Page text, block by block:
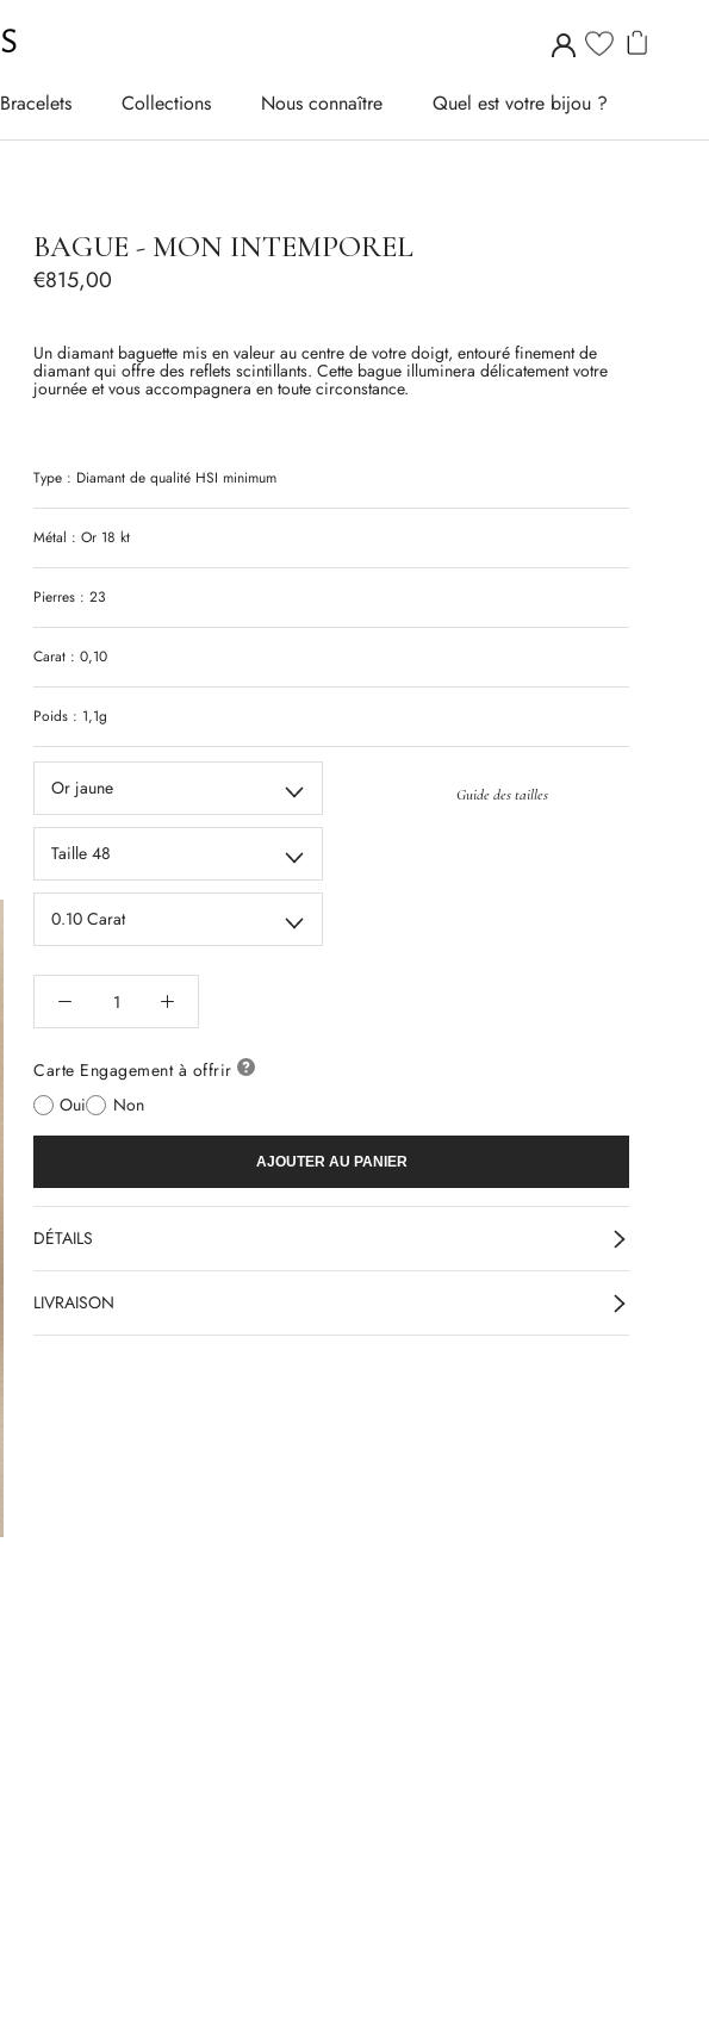
Bracelets Collections Nous connaître Quel est votre bijou ?
BAGUE - MON INTEMPOREL
€815,00
Un diamant baguette mis en valeur au centre de votre doigt, entouré finement de
diamant qui offre des reflets scintillants. Cette bague illuminera délicatement votre
journée et vous accompagnera en toute circonstance.
Type : Diamant de qualité HSI minimum
Métal : Or 18 kt
Pierres : 23
Carat : 0,10
Poids : 1,1g
Or jaune
Taille 48
0.10 Carat
Guide des tailles
Carte Engagement à offrir
Oui
Non
AJOUTER AU PANIER
DÉTAILS
LIVRAISON